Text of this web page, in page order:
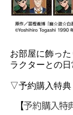
お部屋に飾っ
ラクターとの日
▽予約購入特典